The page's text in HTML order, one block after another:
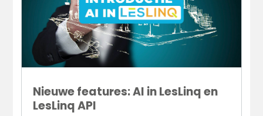
Nieuwe features: AI in LesLinq en
LesLinq API